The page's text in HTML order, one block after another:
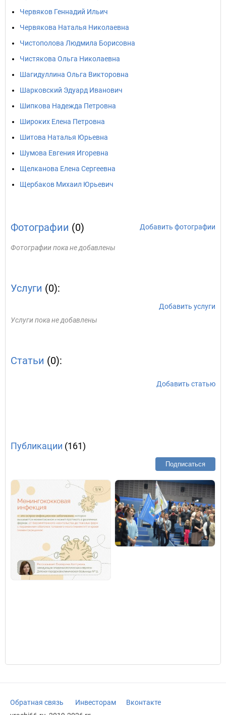
Червяков Геннадий Ильич
Червякова Наталья Николаевна
Чистополова Людмила Борисовна
Чистякова Ольга Николаевна
Шагидуллина Ольга Викторовна
Шарковский Эдуард Иванович
Шипкова Надежда Петровна
Широких Елена Петровна
Шитова Наталья Юрьевна
Шумова Евгения Игоревна
Щелканова Елена Сергеевна
Щербаков Михаил Юрьевич
Фотографии (0) Добавить фотографии
Фотографии пока не добавлены
Услуги (0):
Добавить услуги
Услуги пока не добавлены
Статьи (0):
Добавить статью
Публикации (161)
Подписаться
Обратная связь Инвесторам
Вконтакте